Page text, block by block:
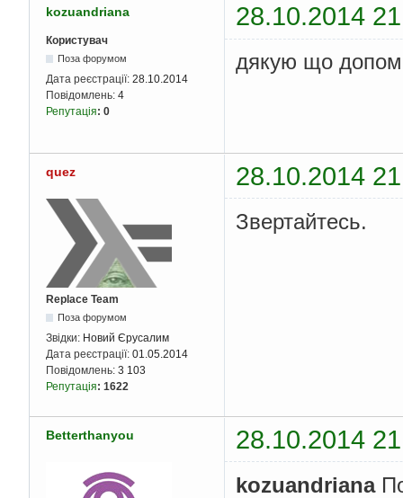
kozuandriana 28.10.2014
Користувач
Поза форумом
Дата реєстрації: 28.10.2014
Повідомлень: 4
Репутація: 0
дякую що
quez 28.10.2014
Replace Team
Поза форумом
Звідки: Новий Єрусалим
Дата реєстрації: 01.05.2014
Повідомлень: 3 103
Репутація: 1622
Звертайтесь.
Betterthanyou 28.10.2014
kozuandriana